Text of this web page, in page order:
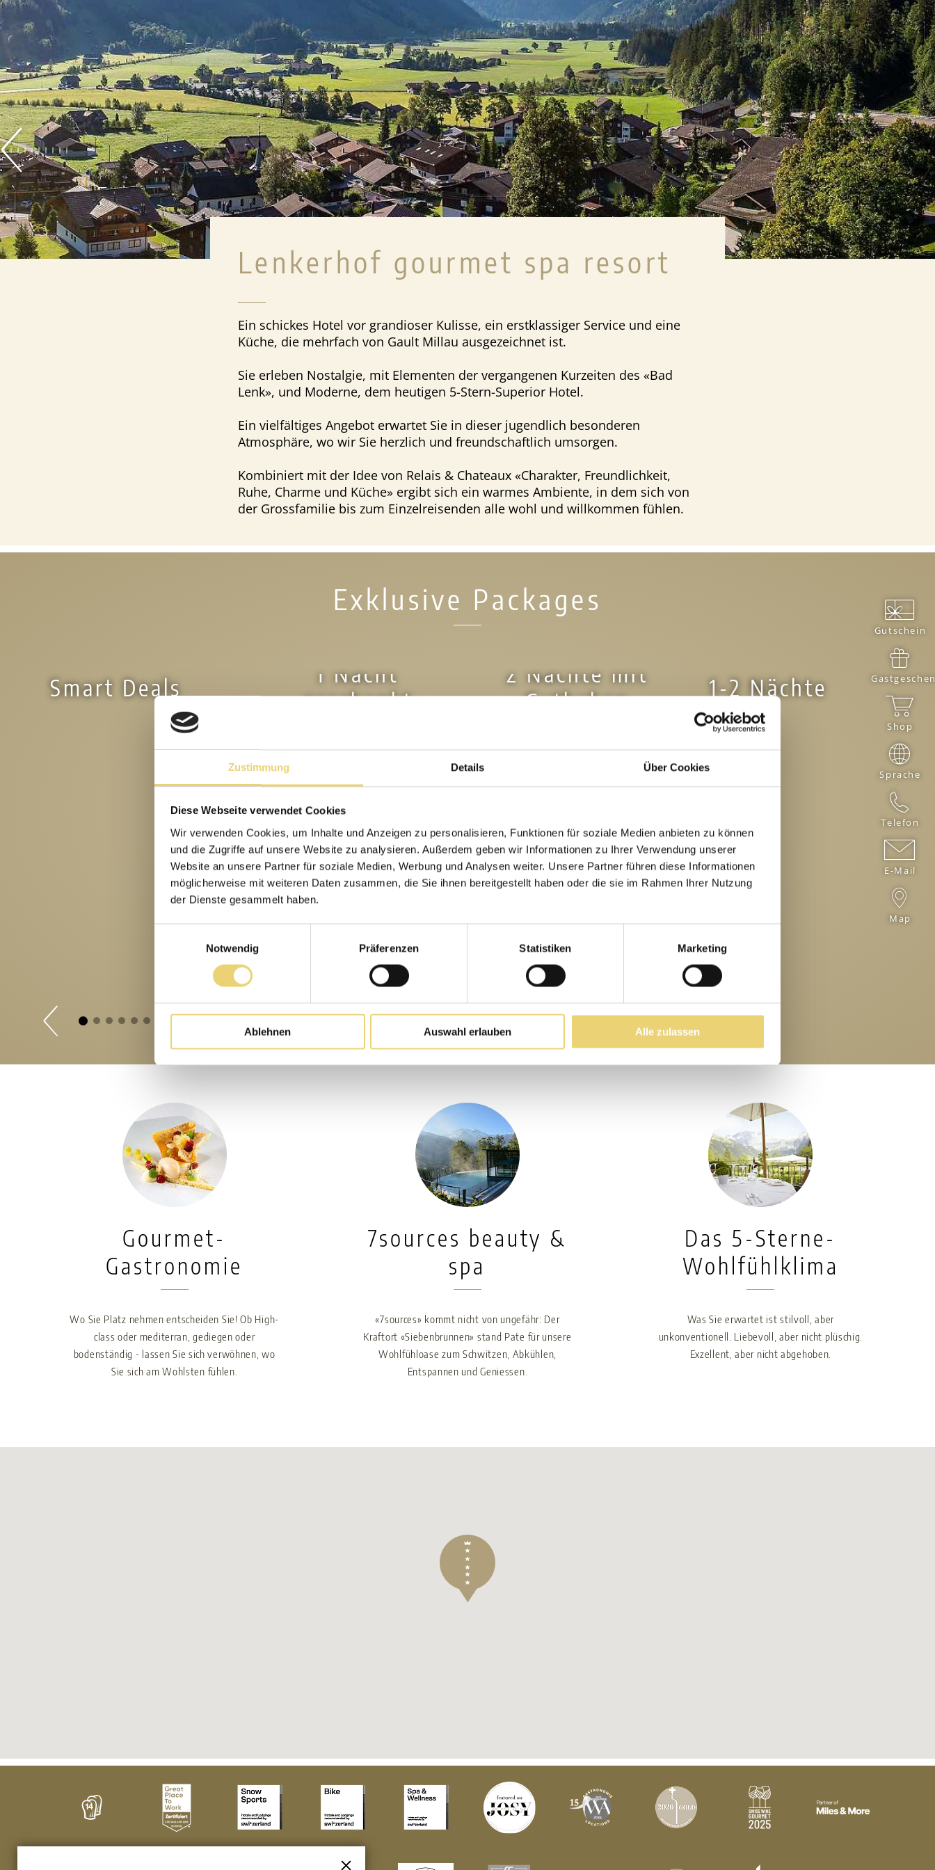
Zustimmung Details Über Cookies
Diese Webseite verwendet Cookies
Wir verwenden Cookies, um Inhalte und Anzeigen zu personalisieren, Funktionen für soziale Medien anbieten zu können
und die Zugriffe auf unsere Website zu analysieren. Außerdem geben wir Informationen zu Ihrer Verwendung unserer
Website an unsere Partner für soziale Medien, Werbung und Analysen weiter. Unsere Partner führen diese Informationen
möglicherweise mit weiteren Daten zusammen, die Sie ihnen bereitgestellt haben oder die sie im Rahmen Ihrer Nutzung
der Dienste gesammelt haben.
Notwendig
Präferenzen Statistiken Marketing
Ablehnen Auswahl erlauben Alle zulassen
Gutschein
Shop
Sprache
Telefon
E-Mail
Map
MEETINGS & EVENTS
PRIVATANLÄSSE
HOCHZEITEN
MICE
LENKERHOF EXKLUSIV
AKTIV & SPECIALS
WINTER
FESTTAGSPROGRAMM
SOMMER
KINDER
SPECIALS & EVENTS
WISSENSWERTES
DIREKTBUCHERVORTEIL
LENKERHOF-MEHRWERT
KIDS WELCOME
HUNDE
7SOURCES WELLNESSPAKET
BARRIEREFREIE ZIMMER
WEBCAM
Lenkerhof gourmet spa resort
Ein schickes Hotel vor grandioser Kulisse, ein erstklassiger Service und eine
Küche, die mehrfach von Gault Millau ausgezeichnet ist.
Sie erleben Nostalgie, mit Elementen der vergangenen Kurzeiten des «Bad
Lenk», und Moderne, dem heutigen 5-Stern-Superior Hotel.
Ein vielfältiges Angebot erwartet Sie in dieser jugendlich besonderen
Atmosphäre, wo wir Sie herzlich und freundschaftlich umsorgen.
Kombiniert mit der Idee von Relais & Chateaux «Charakter, Freundlichkeit,
Ruhe, Charme und Küche» ergibt sich ein warmes Ambiente, in dem sich von
der Grossfamilie bis zum Einzelreisenden alle wohl und willkommen fühlen.
Exklusive Packages
Smart Deals
1 Nacht
geschenkt
2 Nächte mit
Guthaben
1-2 Nächte
Gourmet-
Gastronomie
Wo Sie Platz nehmen entscheiden Sie! Ob High-
class oder mediterran, gediegen oder
bodenständig - lassen Sie sich verwöhnen, wo
Sie sich am Wohlsten fühlen.
7sources beauty &
spa
«7sources» kommt nicht von ungefähr: Der
Kraftort «Siebenbrunnen» stand Pate für unsere
Wohlfühloase zum Schwitzen, Abkühlen,
Entspannen und Geniessen.
Das 5-Sterne-
Wohlfühlklima
Was Sie erwartet ist stilvoll, aber
unkonventionell. Liebevoll, aber nicht plüschig.
Exzellent, aber nicht abgehoben.